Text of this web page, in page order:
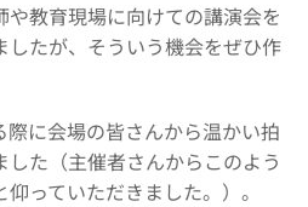
教育現場に向けての講演会を
したが、そういう機会をぜひ作
に会場の皆さんから温かい拍
た（主催者さんからこのよう
っていただきました。）。